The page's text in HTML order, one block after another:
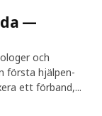
—
och
första hjälpen-
ett förband,...